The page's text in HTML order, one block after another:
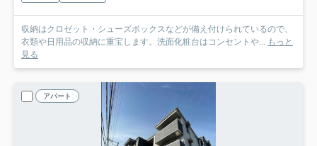
収納はクロゼット・シューズボックスなどが備え付けられているので、
衣類や日用品の収納に重宝します。洗面化粧台はコンセントや... もっと
見る
アパート